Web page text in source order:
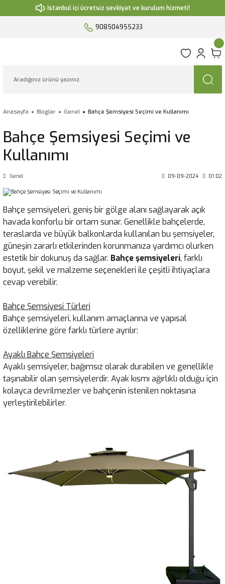
İstanbul içi ücretsiz sevkiyat ve kurulum hizmeti!
908504955233
Anasayfa Bloglar Genel Bahçe Şemsiyesi Seçimi ve Kullanımı
Bahçe Şemsiyesi Seçimi ve
Kullanımı
Genel 09-09-2024 01:02
Bahçe şemsiyeleri, geniş bir gölge alanı sağlayarak açık
havada konforlu bir ortam sunar. Genellikle bahçelerde,
teraslarda ve büyük balkonlarda kullanılan bu şemsiyeler,
güneşin zararlı etkilerinden korunmanıza yardımcı olurken
estetik bir dokunuş da sağlar. Bahçe şemsiyeleri, farklı
boyut, şekil ve malzeme seçenekleri ile çeşitli ihtiyaçlara
cevap verebilir.
Bahçe Şemsiyesi Türleri
Bahçe şemsiyeleri, kullanım amaçlarına ve yapısal
özelliklerine göre farklı türlere ayrılır:
Ayaklı Bahçe Şemsiyeleri
Ayaklı şemsiyeler, bağımsız olarak durabilen ve genellikle
taşınabilir olan şemsiyelerdir. Ayak kısmı ağırlıklı olduğu için
kolayca devrilmezler ve bahçenin istenilen noktasına
yerleştirilebilirler.